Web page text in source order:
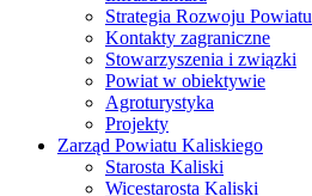
Strategia Rozwoju Powiatu
Kontakty zagraniczne
Stowarzyszenia i związki
Powiat w obiektywie
Agroturystyka
Projekty
Zarząd Powiatu Kaliskiego
Starosta Kaliski
Wicestarosta Kaliski